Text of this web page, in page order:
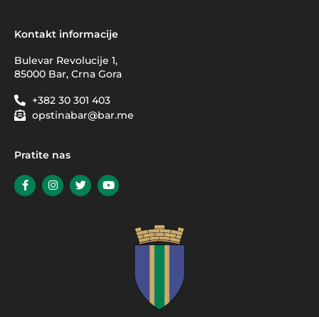
Kontakt informacije
Bulevar Revolucije 1,
85000 Bar, Crna Gora
+382 30 301 403
opstinabar@bar.me
Pratite nas